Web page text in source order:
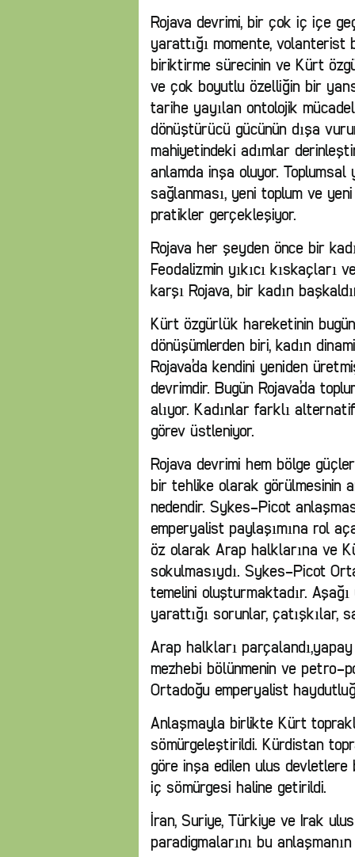
Rojava devrimi, bir çok iç içe
yarattığı momente, volanterist
biriktirme sürecinin ve Kürt
ve çok boyutlu özelliğin bir
tarihe yayılan ontolojik
dönüştürücü gücünün dışa
mahiyetindeki adımlar
anlamda inşa oluyor.
sağlanması, yeni toplum ve
pratikler gerçekleşiyor.
Rojava her şeyden önce bir
Feodalizmin yıkıcı kıskaçları
karşı Rojava, bir kadın
Kürt özgürlük hareketinin
dönüşümlerden biri, kadın
Rojava’da kendini yeniden
devrimdir. Bugün Rojava’da
alıyor. Kadınlar farklı
görev üstleniyor.
Rojava devrimi hem bölge
bir tehlike olarak görülmesinin
nedendir. Sykes-Picot
emperyalist paylaşımına rol
öz olarak Arap halklarına ve
sokulmasıydı. Sykes-Picot
temelini oluşturmaktadır.
yarattığı sorunlar, çatışkılar,
Arap halkları
mezhebi bölünmenin ve petro-
Ortadoğu emperyalist
Anlaşmayla birlikte Kürt
sömürgeleştirildi. Kürdistan
göre inşa edilen ulus
iç sömürgesi haline getirildi.
İran, Suriye, Türkiye ve Irak
paradigmalarını bu